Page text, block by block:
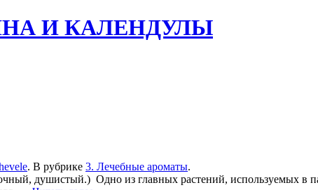
И КАЛЕНДУЛЫ
. В рубрике 3. Лечебные ароматы.
душистый.) Одно из главных растений, используемых в